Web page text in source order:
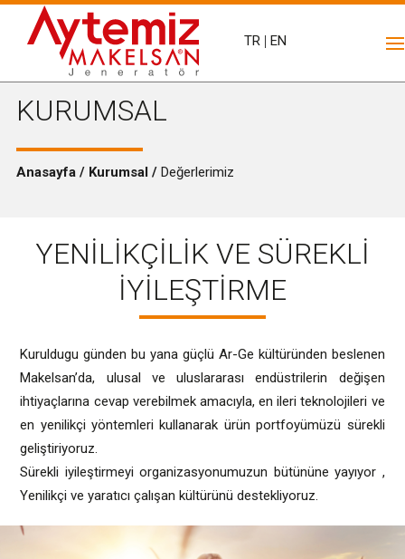
TR | EN
KURUMSAL
Anasayfa / Kurumsal / Değerlerimiz
YENİLİKÇİLİK VE SÜREKLİ
İYİLEŞTİRME
Kuruldugu günden bu yana güçlü Ar-Ge kültüründen beslenen
Makelsan’da, ulusal ve uluslararası endüstrilerin değişen
ihtiyaçlarına cevap verebilmek amacıyla, en ileri teknolojileri ve
en yenilikçi yöntemleri kullanarak ürün portfoyümüzü sürekli
geliştiriyoruz.
Sürekli iyileştirmeyi organizasyonumuzun bütününe yayıyor ,
Yenilikçi ve yaratıcı çalışan kültürünü destekliyoruz.